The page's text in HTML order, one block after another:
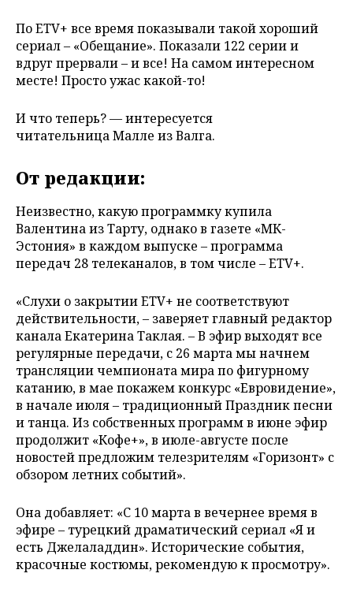
По ETV+ все время показывали такой хороший
сериал – «Обещание». Показали 122 серии и
вдруг прервали – и все! На самом интересном
месте! Просто ужас какой-то!
И что теперь? — интересуется
читательницаМалле из Валга.
От редакции:
Неизвестно, какую программку купила
Валентина из Тарту, однако в газете «МК-
Эстония» в каждом выпуске – программа
передач 28 телеканалов, в том числе – ETV+.
«Слухи о закрытии ETV+ не соответствуют
действительности, – заверяет главный редактор
канала Екатерина Таклая. – В эфир выходят все
регулярные передачи, с 26 марта мы начнем
трансляции чемпионата мира по фигурному
катанию, в мае покажем конкурс «Евровидение»,
в начале июля – традиционный Праздник песни
и танца. Из собственных программ в июне эфир
продолжит «Кофе+», в июле-августе после
новостей предложим телезрителям «Горизонт» с
обзором летних событий».
Она добавляет: «С 10 марта в вечернее время в
эфире – турецкий драматический сериал «Я и
есть Джелаладдин». Исторические события,
красочные костюмы, рекомендую к просмотру».